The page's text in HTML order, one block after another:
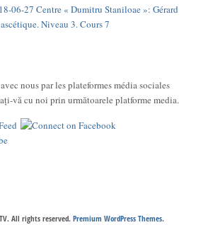
06-27 Centre « Dumitru Staniloae »: Gérard
Niveau 3. Cours 7
nous par les plateformes média sociales
Conectați-vă cu noi prin următoarele platforme media.
TV. All rights reserved.Premium WordPress Themes.